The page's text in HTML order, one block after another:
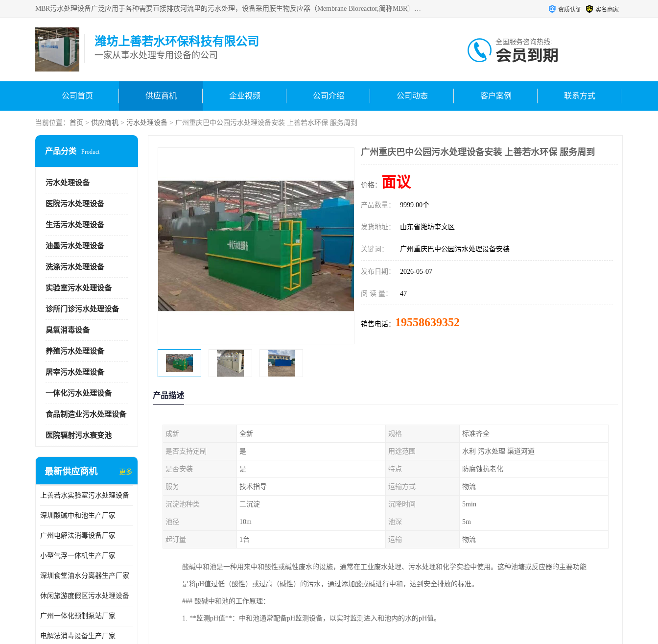
MBR污水处理设备广泛应用于各种需要直接排放河流里的污水处理，设备采用膜生物反应器（Membrane Bioreactor,简称MBR〕技术，取代了传统工艺中的二沉池，它可以*地进行固液分离，得到直接使用的稳定中水，又可在生物池内维持高浓度的微生物量，工艺剩余污泥少，极有效地去除氨氮，出水悬浮物和浊度接近于零，出水中细菌和病毒被大幅度去除，能耗低，占地面积小。 资质认证 实名商家
潍坊上善若水环保科技有限公司
一家从事水处理专用设备的公司
全国服务咨询热线:
会员到期
公司首页 供应商机 企业视频 公司介绍 公司动态 客户案例 联系方式
当前位置： 首页 > 供应商机 > 污水处理设备 > 广州重庆巴中公园污水处理设备安装 上善若水环保 服务周到
产品分类 Product
污水处理设备
医院污水处理设备
生活污水处理设备
油墨污水处理设备
洗涤污水处理设备
实验室污水处理设备
诊所门诊污水处理设备
臭氧消毒设备
养殖污水处理设备
屠宰污水处理设备
一体化污水处理设备
食品制造业污水处理设备
医院辐射污水衰变池
最新供应商机 更多
上善若水实验室污水处理设备
深圳酸碱中和池生产厂家
广州电解法消毒设备厂家
小型气浮一体机生产厂家
深圳食堂油水分离器生产厂家
休闲旅游度假区污水处理设备
广州一体化预制泵站厂家
电解法消毒设备生产厂家
广州重庆巴中公园污水处理设备安装 上善若水环保 服务周到
价格： 面议
产品数量： 9999.00个
发货地址： 山东省潍坊奎文区
关键词： 广州重庆巴中公园污水处理设备安装
发布日期： 2026-05-07
阅 读 量： 47
销售电话： 19558639352
产品描述
成新 全新 规格 标准齐全
是否支持定制 是 用途范围 水利 污水处理 渠道河道
是否安装 是 特点 防腐蚀抗老化
服务 技术指导 运输方式 物流
沉淀池种类 二沉淀 沉降时间 5min
池径 10m 池深 5m
起订量 1台 运输 物流
酸碱中和池是一种用来中和酸性或碱性废水的设施，通常在工业废水处理、污水处理和化学实验中使用。这种池塘或反应器的主要功能
是将pH值过低（酸性）或过高（碱性）的污水，通过添加酸或碱进行中和，达到安全排放的标准。
### 酸碱中和池的工作原理：
1. **监测pH值**：中和池通常配备pH监测设备，以实时监测进入和池内的水的pH值。